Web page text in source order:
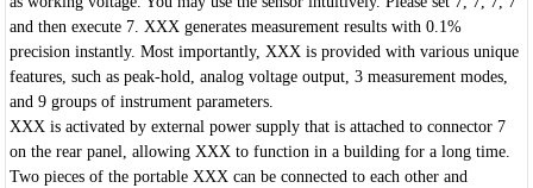
and then execute 7. XXX generates measurement results with 0.1%
precision instantly. Most importantly, XXX is provided with various unique
features, such as peak-hold, analog voltage output, 3 measurement modes,
and 9 groups of instrument parameters.
XXX is activated by external power supply that is attached to connector 7
on the rear panel, allowing XXX to function in a building for a long time.
Two pieces of the portable XXX can be connected to each other and